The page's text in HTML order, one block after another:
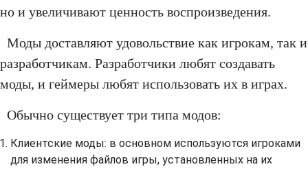
но и увеличивают ценность воспроизведения.
Моды доставляют удовольствие как игрокам, так и
разработчикам. Разработчики любят создавать
моды, и геймеры любят использовать их в играх.
Обычно существует три типа модов:
Клиентские моды: в основном используются игроками
для изменения файлов игры, установленных на их